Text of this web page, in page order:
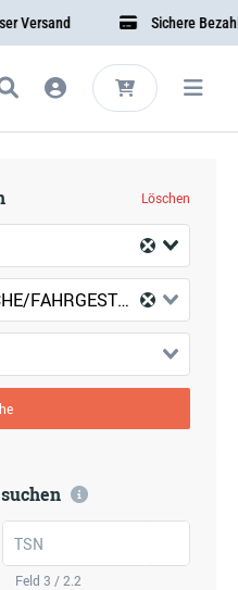
Sichere
Löschen
SPRINTER 4,6-T PRITSCHE/FAHRGESTELL (B906)
TSN
Feld 3 / 2.2